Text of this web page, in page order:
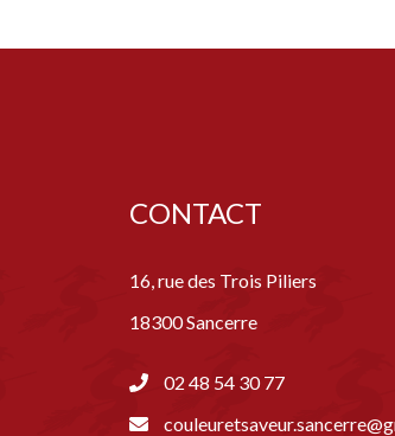
CONTACT
16, rue des Trois Piliers
18300 Sancerre
02 48 54 30 77